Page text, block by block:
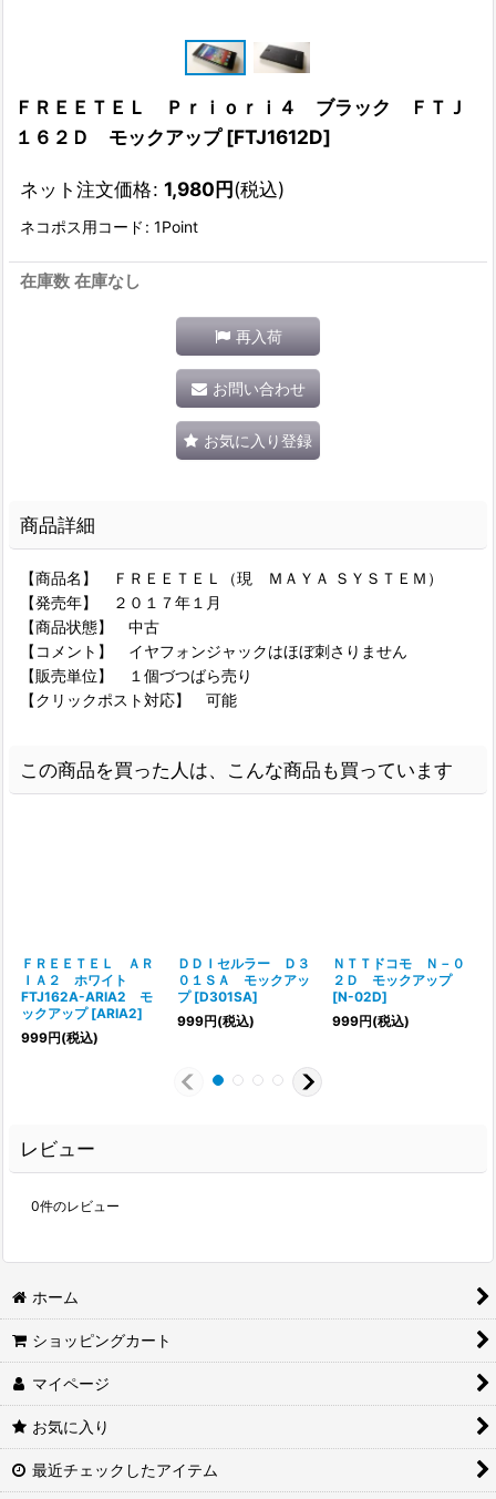
ＦＲＥＥＴＥＬ Ｐｒｉｏｒｉ４ ブラック ＦＴＪ
１６２Ｄ モックアップ [FTJ1612D]
ネット注文価格: 1,980円(税込)
ネコポス用コード : 1Point
在庫数 在庫なし
再入荷
お問い合わせ
お気に入り登録
商品詳細
【商品名】 ＦＲＥＥＴＥＬ（現 ＭＡＹＡ ＳＹＳＴＥＭ）
【発売年】 ２０１７年１月
【商品状態】 中古
【コメント】 イヤフォンジャックはほぼ刺さりません
【販売単位】 １個づつばら売り
【クリックポスト対応】 可能
この商品を買った人は、こんな商品も買っています
ＦＲＥＥＴＥＬ ＡＲ
ＩＡ２ ホワイト
FTJ162A-ARIA2 モ
ックアップ [ARIA2]
999円(税込)
ＤＤＩセルラー Ｄ３
０１ＳＡ モックアッ
プ [D301SA]
999円(税込)
ＮＴＴドコモ Ｎ－０
２Ｄ モックアップ
[N-02D]
999円(税込)
レビュー
0件のレビュー
ホーム
ショッピングカート
マイページ
お気に入り
最近チェックしたアイテム